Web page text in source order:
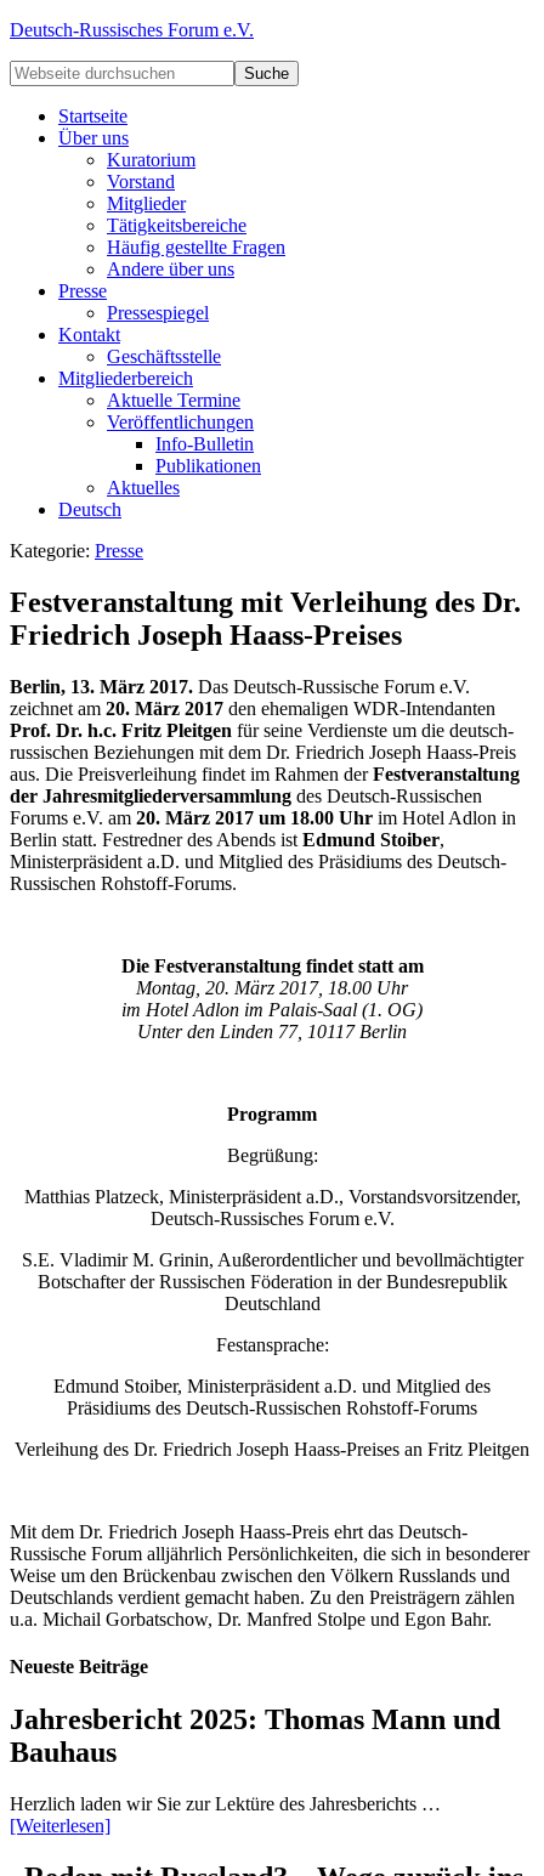
Deutsch-Russisches Forum e.V.
Startseite
Über uns
Kuratorium
Vorstand
Mitglieder
Tätigkeitsbereiche
Häufig gestellte Fragen
Andere über uns
Presse
Pressespiegel
Kontakt
Geschäftsstelle
Mitgliederbereich
Aktuelle Termine
Veröffentlichungen
Info-Bulletin
Publikationen
Aktuelles
Deutsch
Kategorie: Presse
Festveranstaltung mit Verleihung des Dr.
Friedrich Joseph Haass-Preises
Berlin, 13. März 2017. Das Deutsch-Russische Forum e.V.
zeichnet am 20. März 2017 den ehemaligen WDR-Intendanten
Prof. Dr. h.c. Fritz Pleitgen für seine Verdienste um die deutsch-
russischen Beziehungen mit dem Dr. Friedrich Joseph Haass-Preis
aus. Die Preisverleihung findet im Rahmen derFestveranstaltung
der Jahresmitgliederversammlung des Deutsch-Russischen
Forums e.V. am 20. März 2017 um 18.00 Uhr im Hotel Adlon in
Berlin statt. Festredner des Abends ist Edmund Stoiber,
Ministerpräsident a.D. und Mitglied des Präsidiums des Deutsch-
Russischen Rohstoff-Forums.
Die Festveranstaltung findet statt am
Montag, 20. März 2017, 18.00 Uhr
im Hotel Adlon im Palais-Saal (1. OG)
Unter den Linden 77, 10117 Berlin
Programm
Begrüßung:
Matthias Platzeck, Ministerpräsident a.D., Vorstandsvorsitzender,
Deutsch-Russisches Forum e.V.
S.E. Vladimir M. Grinin, Außerordentlicher und bevollmächtigter
Botschafter der Russischen Föderation in der Bundesrepublik
Deutschland
Festansprache:
Edmund Stoiber, Ministerpräsident a.D. und Mitglied des
Präsidiums des Deutsch-Russischen Rohstoff-Forums
Verleihung des Dr. Friedrich Joseph Haass-Preises an Fritz Pleitgen
Mit dem Dr. Friedrich Joseph Haass-Preis ehrt das Deutsch-
Russische Forum alljährlich Persönlichkeiten, die sich in besonderer
Weise um den Brückenbau zwischen den Völkern Russlands und
Deutschlands verdient gemacht haben. Zu den Preisträgern zählen
u.a. Michail Gorbatschow, Dr. Manfred Stolpe und Egon Bahr.
Neueste Beiträge
Jahresbericht 2025: Thomas Mann und
Bauhaus
Herzlich laden wir Sie zur Lektüre des Jahresberichts …
[Weiterlesen]